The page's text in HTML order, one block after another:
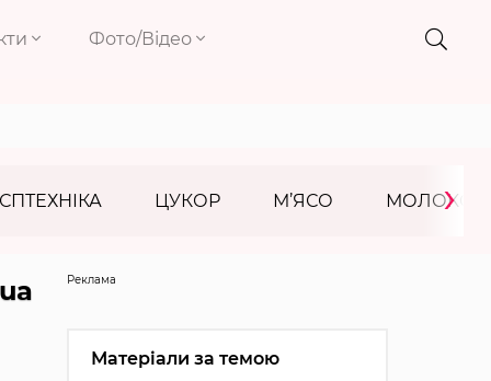
Фото/Відео
ЦУКОР М’ЯСО МОЛОКО
›
Реклама
Матеріали за темою